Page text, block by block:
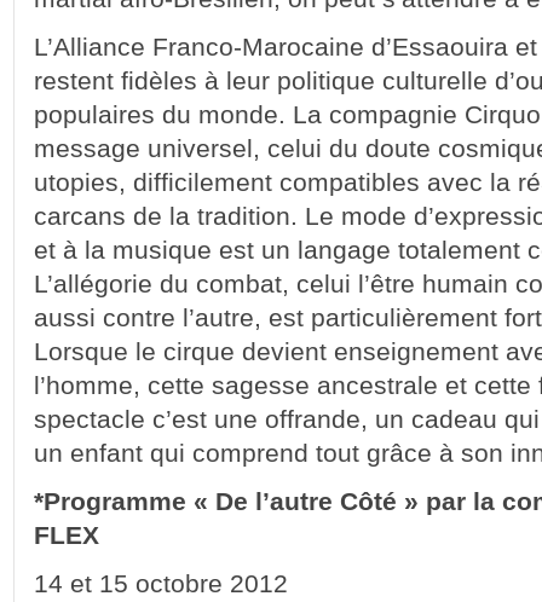
L’Alliance Franco-Marocaine d’Essaouira
restent fidèles à leur politique culturelle
populaires du monde. La compagnie
message universel, celui du doute
utopies, difficilement compatibles avec la
carcans de la tradition. Le mode
et à la musique est un langage totalement
L’allégorie du combat, celui l’être humain
aussi contre l’autre, est particulièrement
Lorsque le cirque devient enseignement
l’homme, cette sagesse ancestrale et cette
spectacle c’est une offrande, un cadeau
un enfant qui comprend tout grâce à son
*Programme « De l’autre Côté » par la
FLEX
14 et 15 octobre 2012